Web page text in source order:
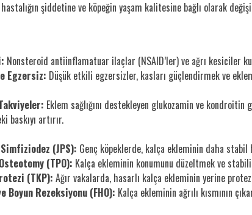
şiddetine ve köpeğin yaşam kalitesine bağlı olarak
Nonsteroid antiinflamatuar ilaçlar (NSAID’ler) ve ağrı kesiciler
Egzersiz: Düşük etkili egzersizler, kasları güçlendirmek ve
Eklem sağlığını destekleyen glukozamin ve
baskıyı artırır.
(JPS): Genç köpeklerde, kalça ekleminin daha
(TPO): Kalça ekleminin konumunu düzeltmek ve
(TKP): Ağır vakalarda, hasarlı kalça ekleminin yerine
Boyun Rezeksiyonu (FHO): Kalça ekleminin ağrılı kısmının